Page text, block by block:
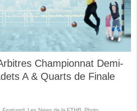
Championnat Demi-
A & Quarts de Finale